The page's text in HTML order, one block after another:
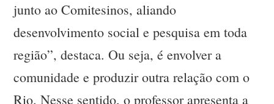
junto ao Comitesinos, aliando
desenvolvimento social e pesquisa em toda
região”, destaca. Ou seja, é envolver a
comunidade e produzir outra relação com o
Rio. Nesse sentido, o professor apresenta a